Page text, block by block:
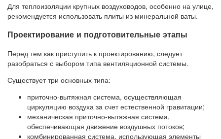
Для теплоизоляции крупных воздуховодов, особенно на улице,
рекомендуется использовать плиты из минеральной ваты.
Проектирование и подготовительные этапы
Перед тем как приступить к проектированию, следует
разобраться с выбором типа вентиляционной системы.
Существует три основных типа:
приточно-вытяжная система, осуществляющая
циркуляцию воздуха за счет естественной гравитации;
механическая приточно-вытяжная система,
обеспечивающая движение воздушных потоков;
комбинированная система, использующая элементы